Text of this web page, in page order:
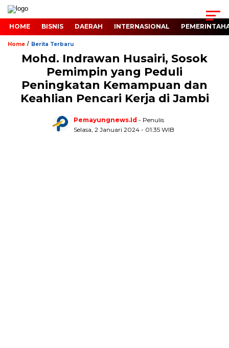
HOME BISNIS DAERAH INTERNASIONAL
Home / Berita Terbaru
Mohd. Indrawan Husairi, Sosok
Pemimpin yang Peduli
Peningkatan Kemampuan dan
Keahlian Pencari Kerja di Jambi
Pemayungnews.id - Penulis
Selasa, 2 Januari 2024 - 01:35 WIB